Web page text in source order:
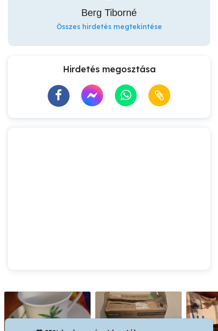
Berg Tiborné
Összes hirdetés megtekintése
Hirdetés megosztása